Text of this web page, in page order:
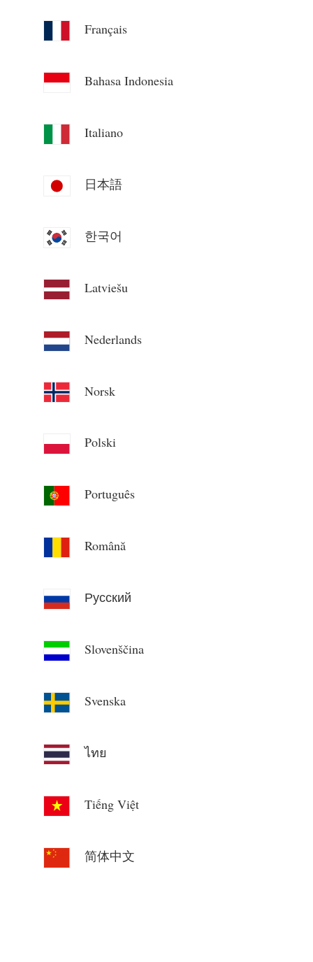
App Loja
Ranking FV
Français
Bahasa Indonesia
Italiano
日本語
한국어
Latviešu
Nederlands
Norsk
Polski
Português
Română
Русский
Slovenščina
Svenska
ไทย
Tiếng Việt
简体中文